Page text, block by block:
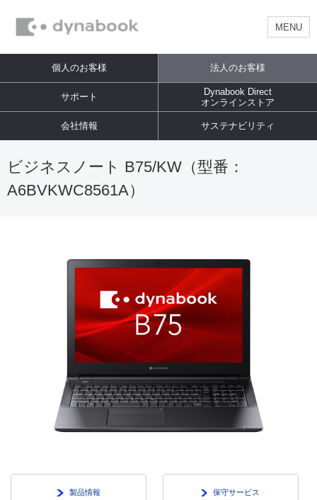
MENU
個人のお客様 法人のお客様
サポート
Dynabook Direct
オンラインストア
会社情報 サステナビリティ
ビジネスノート B75/KW（型番：
A6BVKWC8561A）
製品情報 保守サービス